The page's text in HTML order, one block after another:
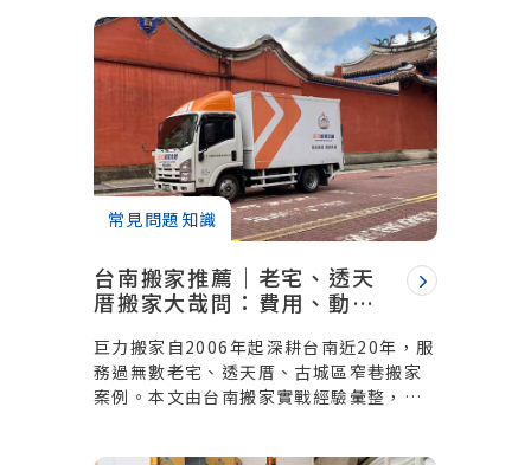
常見問題知識
台南搬家推薦｜老宅、透天
厝搬家大哉問：費用、動線
巨力搬家自2006年起深耕台南近20年，服
務過無數老宅、透天厝、古城區窄巷搬家
案例。本文由台南搬家實戰經驗彙整，從